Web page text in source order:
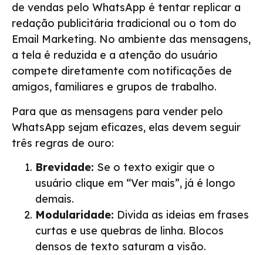
de vendas pelo WhatsApp é tentar replicar a
redação publicitária tradicional ou o tom do
Email Marketing. No ambiente das mensagens,
a tela é reduzida e a atenção do usuário
compete diretamente com notificações de
amigos, familiares e grupos de trabalho.
Para que as mensagens para vender pelo
WhatsApp sejam eficazes, elas devem seguir
três regras de ouro:
Brevidade: Se o texto exigir que o
usuário clique em “Ver mais”, já é longo
demais.
Modularidade: Divida as ideias em frases
curtas e use quebras de linha. Blocos
densos de texto saturam a visão.